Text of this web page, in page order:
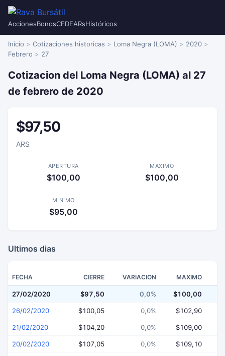
AccionesBonosCEDEARsHistóricos
Inicio Cotizaciones historicas Loma Negra (LOMA)
2020
Febrero
27
Cotizacion del Loma Negra (LOMA) al 27
de febrero de 2020
$97,50
ARS
APERTURA
$100,00
MAXIMO
$100,00
MINIMO
$95,00
Ultimos dias
FECHA CIERRE VARIACION MAXIMO
27/02/2020 $97,50 0,0% $100,00
26/02/2020 $100,05 0,0% $102,90
21/02/2020 $104,20 0,0% $109,00
20/02/2020 $107,05 0,0% $109,10